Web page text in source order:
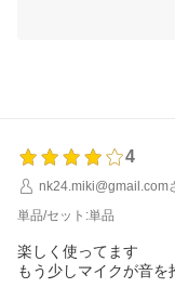
また機会がございまし
4
nk24.miki@gmail.com
単品/セット:単品
楽しく使ってます
もう少しマイクが音